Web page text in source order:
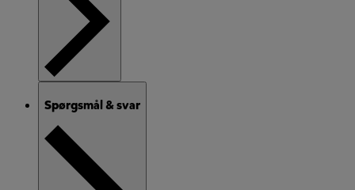
Spørgsmål & svar